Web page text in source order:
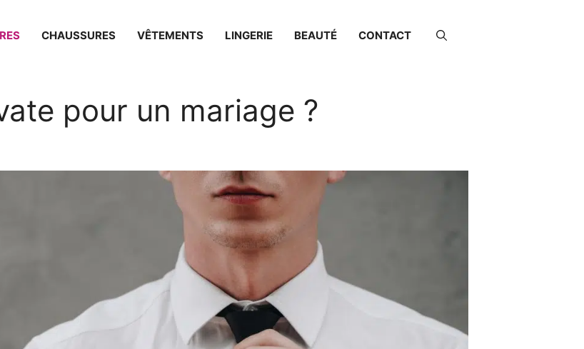
CHAUSSURES VÊTEMENTS LINGERIE BEAUTÉ CONTACT
pour un mariage ?